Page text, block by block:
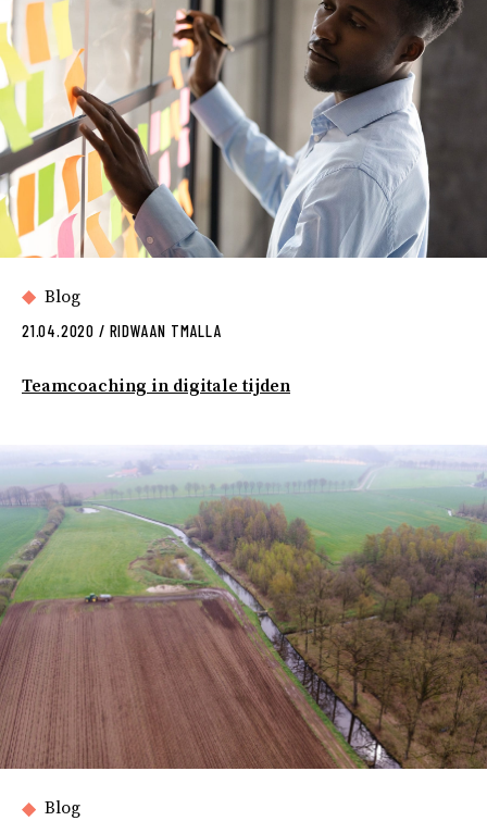
Blog
21.04.2020 / RIDWAAN TMALLA
Teamcoaching in digitale tijden
Blog